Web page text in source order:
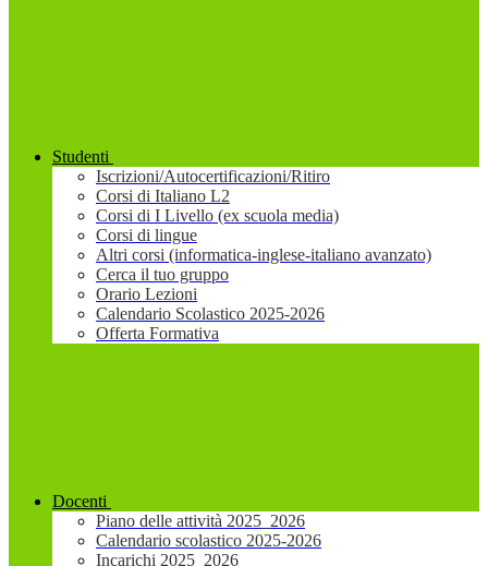
Studenti
Iscrizioni/Autocertificazioni/Ritiro
Corsi di Italiano L2
Corsi di I Livello (ex scuola media)
Corsi di lingue
Altri corsi (informatica-inglese-italiano avanzato)
Cerca il tuo gruppo
Orario Lezioni
Calendario Scolastico 2025-2026
Offerta Formativa
Docenti
Piano delle attività 2025_2026
Calendario scolastico 2025-2026
Incarichi 2025_2026